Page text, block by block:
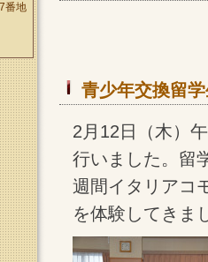
青少年交換留
2月12日（木）
行いました。留
週間イタリアコ
を体験してきま
番地